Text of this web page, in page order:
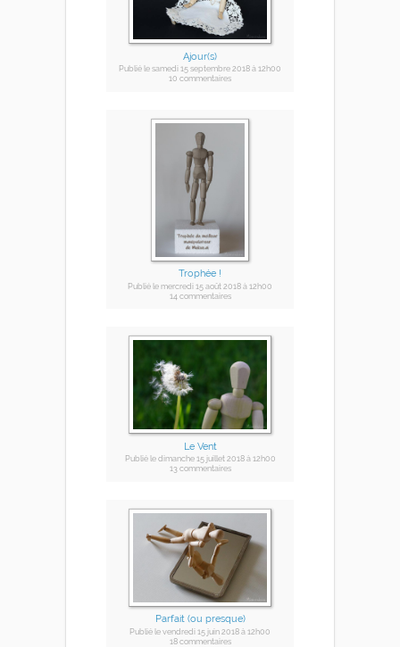
Ajour(s)
Publié le samedi 15 septembre 2018à 12h00
10 commentaires
Trophée !
Publiéle mercredi 15 août 2018à 12h00
14 commentaires
Le Vent
Publié le dimanche 15 juillet 2018à 12h00
13 commentaires
Parfait (ou presque)
Publiéle vendredi 15 juin 2018à 12h00
18 commentaires